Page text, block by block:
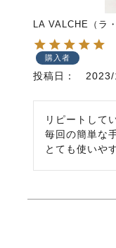
LA VALCHE（ラ
購入者
投稿日
リピートして
毎回の簡単な
とても使いや